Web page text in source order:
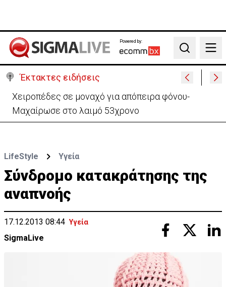
Powered by:
Search
Έκτακτες ειδήσεις
Χειροπέδες σε μοναχό για απόπειρα φόνου-
Μαχαίρωσε στο λαιμό 53χρονο
LifeStyle Υγεία
Σύνδρομο κατακράτησης της
αναπνοής
17.12.2013 08:44 Υγεία
SigmaLive